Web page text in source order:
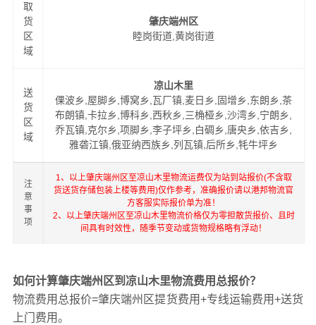
取
货
区
域
肇庆端州区
睦岗街道,黄岗街道
送
货
区
域
凉山木里
倮波乡,屋脚乡,博窝乡,瓦厂镇,麦日乡,固增乡,东朗乡,茶
布朗镇,卡拉乡,博科乡,西秋乡,三桷桠乡,沙湾乡,宁朗乡,
乔瓦镇,克尔乡,项脚乡,李子坪乡,白碉乡,唐央乡,依吉乡,
雅砻江镇,俄亚纳西族乡,列瓦镇,后所乡,牦牛坪乡
注
意
事
项
1、以上肇庆端州区至凉山木里物流运费仅为站到站报价(不含取
货送货存储包装上楼等费用)仅作参考，准确报价请以港邦物流官
方客服实际报价单为准！
2、以上肇庆端州区至凉山木里物流价格仅为零担散货报价、且时
间具有时效性，随季节变动或货物规格略有浮动！
如何计算肇庆端州区到凉山木里物流费用总报价？
物流费用总报价=肇庆端州区提货费用+专线运输费用+送货
上门费用。